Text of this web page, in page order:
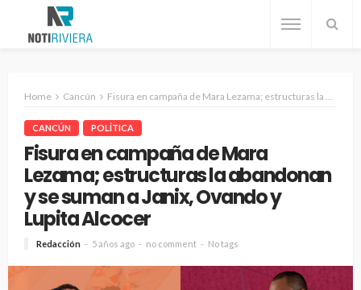
Home Cancún Fisura en campaña de Mara Lezama; estructuras la abandonan y se suman a Janix, Ovando y Lupita Alcocer
CANCÚN POLÍTICA
Fisura en campaña de Mara
Lezama; estructuras la abandonan
y se suman a Janix, Ovando y
Lupita Alcocer
Redacción 5 años ago no comment No tags